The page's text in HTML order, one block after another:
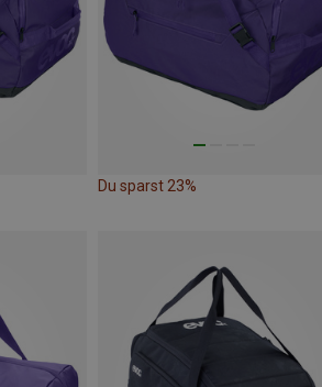
Du sparst 23%